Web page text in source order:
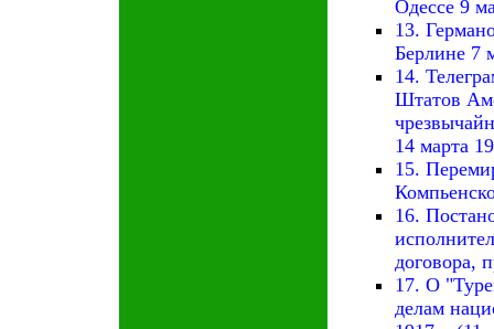
Одессе 9
13.
Берлине 7
14.
Штатов
14 марта
15.
16.
договора,
17. О
делам